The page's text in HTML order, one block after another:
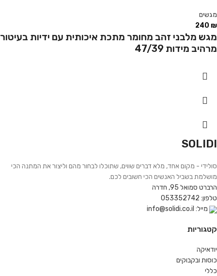
מגשים
240 ₪
מגש מלבני זהב מחומר מתכת איכותית עם ידיות בעיטור
מרהיב מידות 47/39
SOLIDI
סולידי - מקום אחד, מלא דברים שווים, שתוכלו לבחור מהם וליצור את המתנה הכי
מושלמת בשביל האנשים הכי חשובים לכם.
הרברט סמואל 95, חדרה
טלפון: 053352742
מייל: info@solidi.co.il
קטגוריות
יודאיקה
כוסות ובקבוקים
כללי